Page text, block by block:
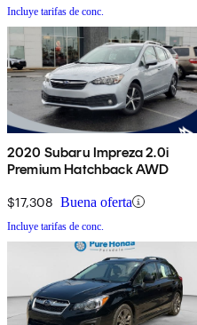
Incluye tarifas de conc.
2020 Subaru Impreza 2.0i
Premium Hatchback AWD
$17,308 Buena oferta
Incluye tarifas de conc.